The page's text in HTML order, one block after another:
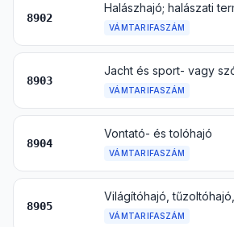
8902
VÁMTARIFASZÁM
8903
VÁMTARIFASZÁM
8904
Vontató- és tolóhajó
VÁMTARIFASZÁM
8905
VÁMTARIFASZÁM